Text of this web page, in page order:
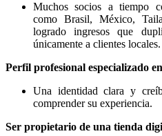
Muchos socios a tiempo
como Brasil, México,
logrado ingresos que
únicamente a clientes locales.
Perfil profesional especializado
Una identidad clara y
comprender su experiencia.
Ser propietario de una tienda